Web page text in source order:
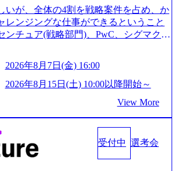
のお時間をいただく場合がございます
ぞれ最大1時間を想定しております ・
およびURLを共有させていただきます
談ともに、どの時間開始となってもご
選考会のご参加希望の方は、事前に
だきます(受験期限は1day選考会実施日
し、30代以上のコンサルファーム経
受検免除、書類選考のみ。 書類選考
に合格している方へ1day選考会当日の
だきます。 急速なグローバル化により
略を描く事が困難になった大手企業を
新規事業立案や既存事業のトランスフ
いが、全体の4割を戦略案件を占め、か
レンジングな仕事ができるということ
ンチュア(戦略部門)、PwC、シグマクシ
ピュアな戦略を伸ばす新興ファーム。
れる可能性※SaaSプロダクト、地方創
モート比率99%、福岡や北海道在中者
があり、ヘルスケアな業界は広げてい
ブ支給という他社にはない制度 ワンプ
な組織 2026年8月15日(土) 10:00以降開
) 16:00 ※枠が限られておりますので、
ご対応できない可能性がございます ※
2026年8月7日(金) 16:00
2026年8月15日(土) 10:00以降開始～
View More
受付中 選考会